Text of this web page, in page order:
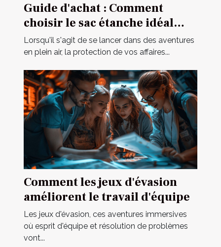
Guide d'achat : Comment
choisir le sac étanche idéal
pour vos activités ?
Lorsqu'il s'agit de se lancer dans des aventures
en plein air, la protection de vos affaires...
Comment les jeux d'évasion
améliorent le travail d'équipe
Les jeux d'évasion, ces aventures immersives
où esprit d'équipe et résolution de problèmes
vont...